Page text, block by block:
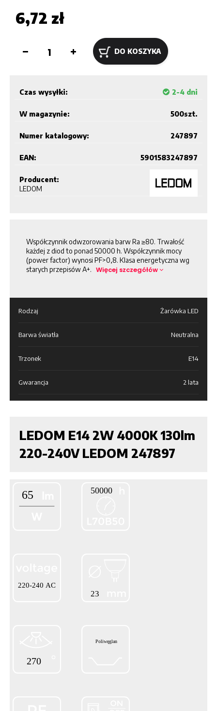
6,72 zł
DO KOSZYKA
Czas wysyłki: 2-4 dni
W magazynie: szt.
500
Numer katalogowy: 247897
EAN: 5901583247897
Producent:
LEDOM
Współczynnik odwzorowania barw Ra ≥80. Trwałość
każdej z diod to ponad 50000 h. Współczynnik mocy
(power factor) wynosi PF>0,8. Klasa energetyczna wg
starych przepisów A+. Więcej szczegółów
Rodzaj Żarówka LED
Barwa światła Neutralna
Trzonek E14
Gwarancja 2 lata
LEDOM E14 2W 4000K 130lm
220-240V LEDOM 247897